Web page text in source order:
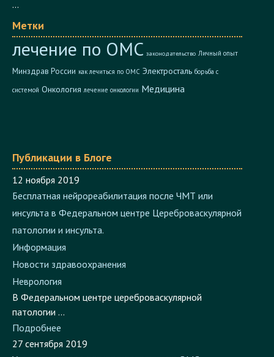
...
Метки
лечение по ОМС законодательство Личный опыт
Минздрав России как лечиться по ОМС Электросталь борьба с
системой Онкология лечение онкологии Медицина
Публикации в Блоге
12 ноября 2019
Бесплатная нейрореабилитация после ЧМТ или
инсульта в Федеральном центре Цереброваскулярной
патологии и инсульта.
Информация
Новости здравоохранения
Неврология
В Федеральном центре цереброваскулярной
патологии ...
Подробнее
27 сентября 2019